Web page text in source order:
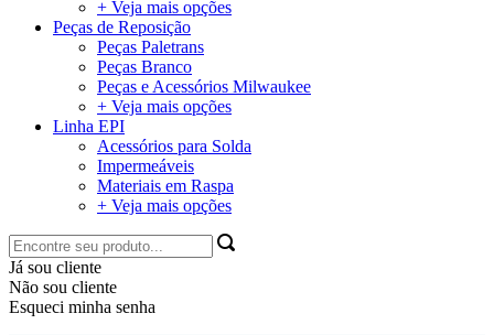
+ Veja mais opções
Peças de Reposição
Peças Paletrans
Peças Branco
Peças e Acessórios Milwaukee
+ Veja mais opções
Linha EPI
Acessórios para Solda
Impermeáveis
Materiais em Raspa
+ Veja mais opções
Já sou cliente
Não sou cliente
Esqueci minha senha